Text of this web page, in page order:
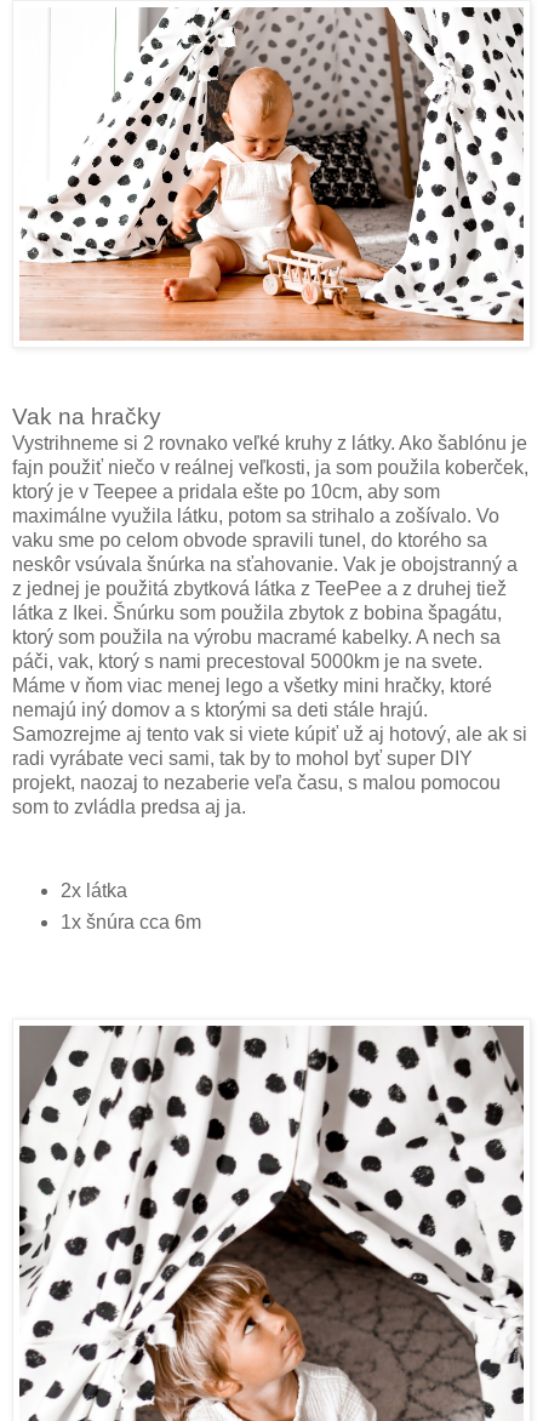
Vak na hračky
Vystrihneme si 2 rovnako veľké kruhy z látky. Ako šablónu je
fajn použiť niečo v reálnej veľkosti, ja som použila koberček,
ktorý je v Teepee a pridala ešte po 10cm, aby som
maximálne využila látku, potom sa strihalo a zošívalo. Vo
vaku sme po celom obvode spravili tunel, do ktorého sa
neskôr vsúvala šnúrka na sťahovanie. Vak je obojstranný a
z jednej je použitá zbytková látka z TeePee a z druhej tiež
látka z Ikei. Šnúrku som použila zbytok z bobina špagátu,
ktorý som použila na výrobu macramé kabelky. A nech sa
páči, vak, ktorý s nami precestoval 5000km je na svete.
Máme v ňom viac menej lego a všetky mini hračky, ktoré
nemajú iný domov a s ktorými sa deti stále hrajú.
Samozrejme aj tento vak si viete kúpiť už aj hotový, ale ak si
radi vyrábate veci sami, tak by to mohol byť super DIY
projekt, naozaj to nezaberie veľa času, s malou pomocou
som to zvládla predsa aj ja.
2x látka
1x šnúra cca 6m